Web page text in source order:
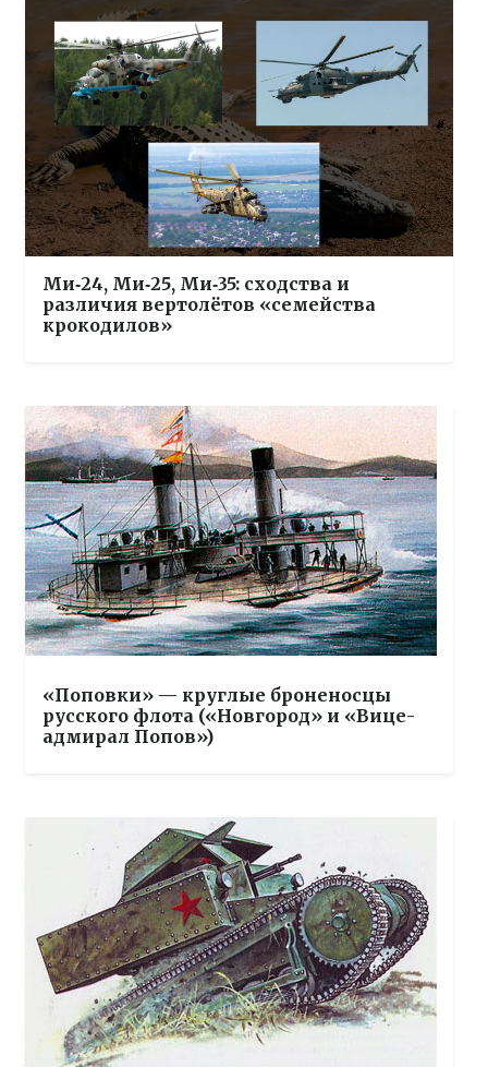
Ми‑24, Ми‑25, Ми‑35: сходства и
различия вертолётов «семейства
крокодилов»
«Поповки» — круглые броненосцы
русского флота («Новгород» и «Вице-
адмирал Попов»)